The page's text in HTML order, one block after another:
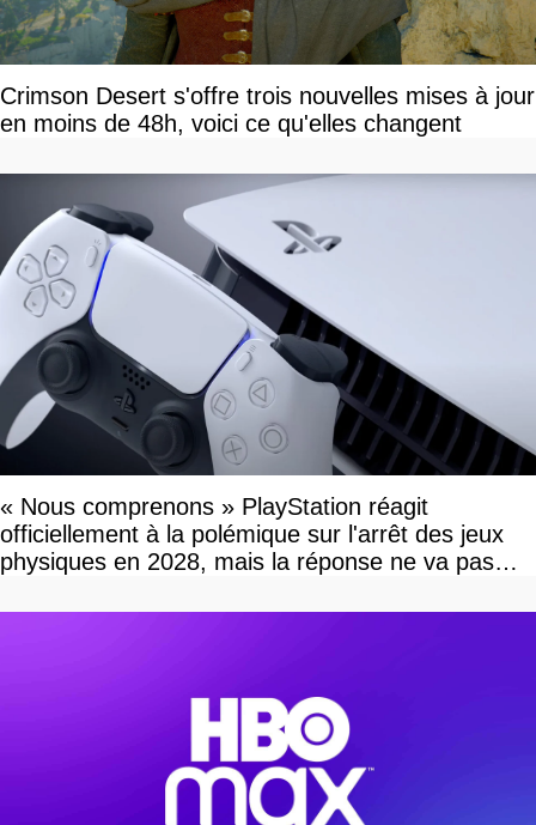
Crimson Desert s'offre trois nouvelles mises à jour
en moins de 48h, voici ce qu'elles changent
« Nous comprenons » PlayStation réagit
officiellement à la polémique sur l'arrêt des jeux
physiques en 2028, mais la réponse ne va pas